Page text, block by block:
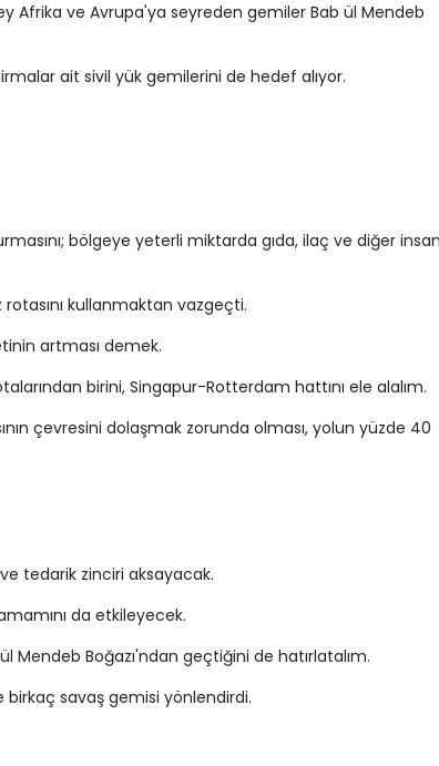
Afrika ve Avrupa'ya seyreden gemiler Bab ül Mendeb
ait sivil yük gemilerini de hedef alıyor.
bölgeye yeterli miktarda gıda, ilaç ve diğer
rotasını kullanmaktan vazgeçti.
artması demek.
birini, Singapur-Rotterdam hattını ele alalım.
çevresini dolaşmak zorunda olması, yolun yüzde 40
tedarik zinciri aksayacak.
da etkileyecek.
Mendeb Boğazı'ndan geçtiğini de hatırlatalım.
birkaç savaş gemisi yönlendirdi.